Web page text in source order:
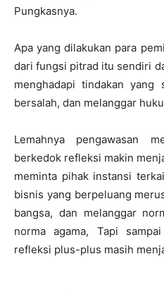
Pungkasnya.
Apa yang dilakukan para
dari fungsi pitrad itu sendiri
menghadapi tindakan yang
bersalah, dan melanggar
Lemahnya pengawasan
berkedok refleksi makin
meminta pihak instansi
bisnis yang berpeluang
bangsa, dan melanggar
norma agama, Tapi
refleksi plus-plus masih